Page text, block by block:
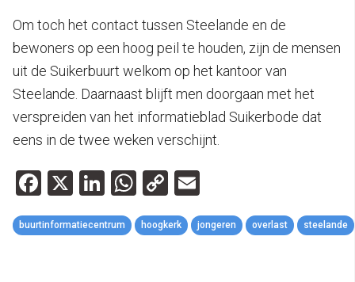
Om toch het contact tussen Steelande en de
bewoners op een hoog peil te houden, zijn de mensen
uit de Suikerbuurt welkom op het kantoor van
Steelande. Daarnaast blijft men doorgaan met het
verspreiden van het informatieblad Suikerbode dat
eens in de twee weken verschijnt.
Facebook
X LinkedIn
WhatsApp
Copy
Link
buurtinformatiecentrum hoogkerk jongeren overlast steelande